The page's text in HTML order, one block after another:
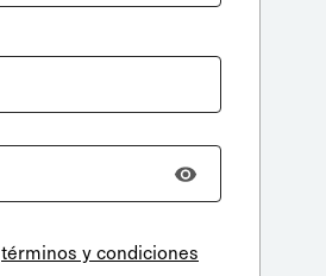
términos y condiciones